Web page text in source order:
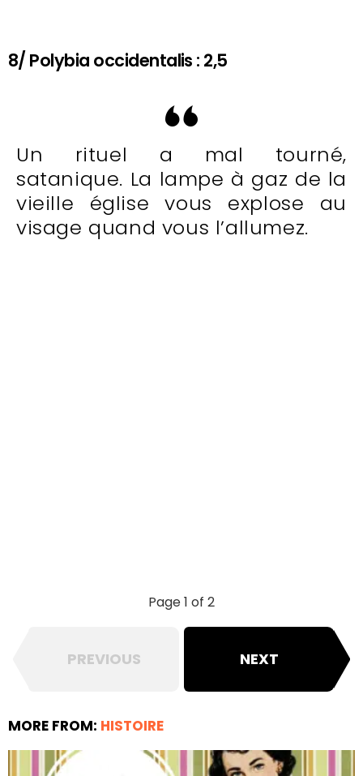
8/ Polybia occidentalis : 2,5
Un rituel a mal tourné,
satanique. La lampe à gaz de la
vieille église vous explose au
visage quand vous l’allumez.
Page 1 of 2
PREVIOUS NEXT
MORE FROM: HISTOIRE